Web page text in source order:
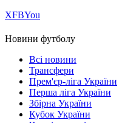
ХFBYou
Новини футболу
Всі новини
Трансфери
Прем'єр-ліга України
Перша ліга України
Збірна України
Кубок України